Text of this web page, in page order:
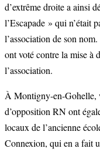
d’extrême droite a ainsi
l’Escapade » qui n’était
l’association de son
ont voté contre la mise à
l’association.
À Montigny-en-Gohelle,
d’opposition RN ont
locaux de l’ancienne
Connexion, qui en a fait